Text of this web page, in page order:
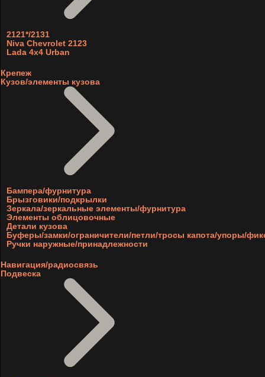
2121*/2131
Niva Chevrolet 2123
Lada 4x4 Urban
Крепеж
Кузов/элементы кузова
Бампера/фурнитура
Брызговики/подкрылки
Зеркала/зеркальные элементы/фурнитура
Элементы облицовочные
Детали кузова
Буферы/замки/ограничители/петли/тросы капота/упоры/
Ручки наружные/принадлежности
Навигация/радиосвязь
Подвеска